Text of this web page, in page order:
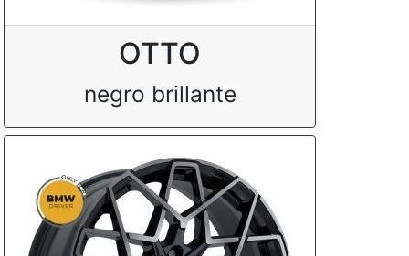
OTTO
negro brillante